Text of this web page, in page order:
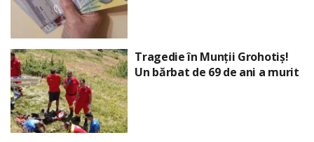
Tragedie în Munții Grohotiș!
Un bărbat de 69 de ani a murit